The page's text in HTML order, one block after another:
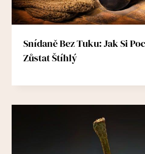
Snídaně Bez Tuku: Jak Si
Zůstat Štíhlý